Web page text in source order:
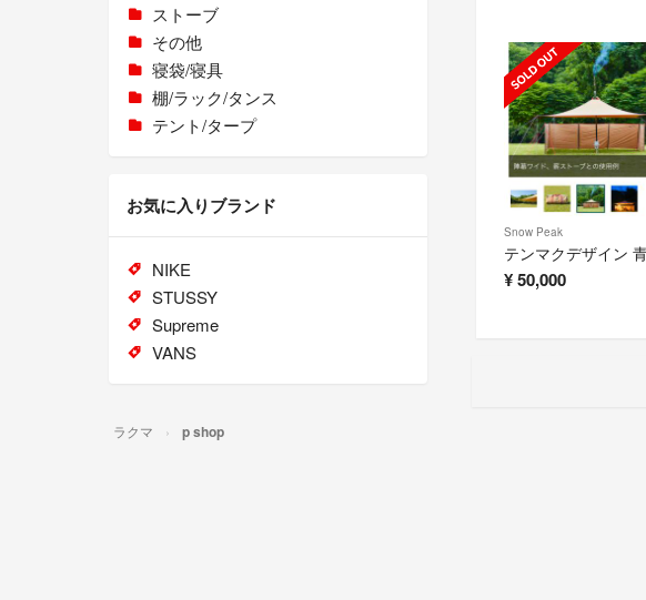
Snow Peak
¥50,000
ストーブ
その他
寝袋/寝具
棚/ラック/タンス
テント/タープ
お気に入りブランド
NIKE
STUSSY
Supreme
VANS
ラクマ p shop